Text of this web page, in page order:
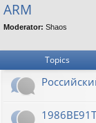
s
ARM
Moderator: Shaos
Topics